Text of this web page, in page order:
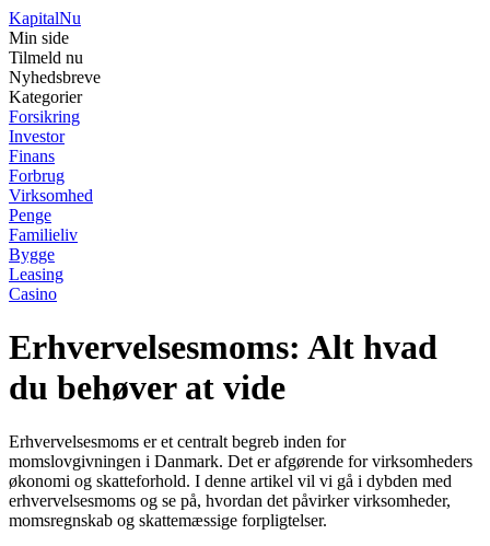
KapitalNu
Min side
Tilmeld nu
Nyhedsbreve
Kategorier
Forsikring
Investor
Finans
Forbrug
Virksomhed
Penge
Familieliv
Bygge
Leasing
Casino
Erhvervelsesmoms: Alt hvad
du behøver at vide
Erhvervelsesmoms er et centralt begreb inden for
momslovgivningen i Danmark. Det er afgørende for virksomheders
økonomi og skatteforhold. I denne artikel vil vi gå i dybden med
erhvervelsesmoms og se på, hvordan det påvirker virksomheder,
momsregnskab og skattemæssige forpligtelser.